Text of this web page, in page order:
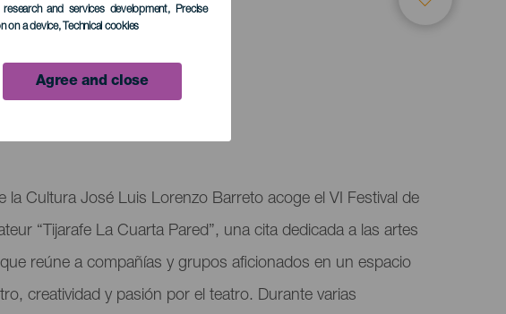
and services development, Precise
on a device, Technical cookies
Agree and close
la Cultura José Luis Lorenzo Barreto acoge el VI Festival de
“Tijarafe La Cuarta Pared”, una cita dedicada a las artes
reúne a compañías y grupos aficionados en un espacio
creatividad y pasión por el teatro. Durante varias